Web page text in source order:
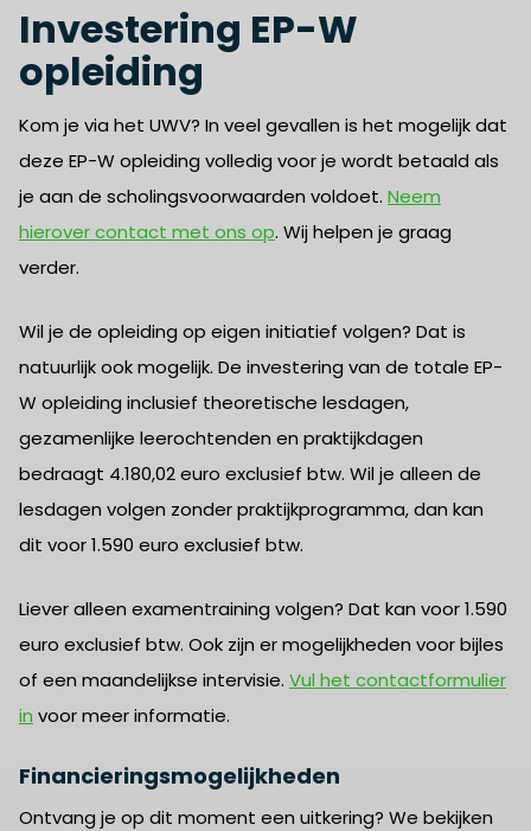
Investering EP-W
opleiding
Kom je via het UWV? In veel gevallen is het mogelijk dat
deze EP-W opleiding volledig voor je wordt betaald als
je aan de scholingsvoorwaarden voldoet. Neem
hierover contact met ons op. Wij helpen je graag
verder.
Wil je de opleiding op eigen initiatief volgen? Dat is
natuurlijk ook mogelijk. De investering van de totale EP-
W opleiding inclusief theoretische lesdagen,
gezamenlijke leerochtenden en praktijkdagen
bedraagt 4.180,02 euro exclusief btw. Wil je alleen de
lesdagen volgen zonder praktijkprogramma, dan kan
dit voor 1.590 euro exclusief btw.
Liever alleen examentraining volgen? Dat kan voor 1.590
euro exclusief btw. Ook zijn er mogelijkheden voor bijles
of een maandelijkse intervisie. Vul het contactformulier
in voor meer informatie.
Financieringsmogelijkheden
Ontvang je op dit moment een uitkering? We bekijken